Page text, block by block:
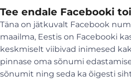
Tee endale Facebooki
Täna on jätkuvalt Facebook
maailma, Eestis on Facebooki
keskmiselt viibivad inimesed
pinnase oma sõnumi
sõnumit ning seda ka õigesti